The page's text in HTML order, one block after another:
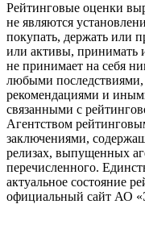
Рейтинговые оценки
не являются
покупать, держать или
или активы, принимать
не принимает на себя
любыми
рекомендациями и
связанными с
Агентством
заключениями,
релизах, выпущенных
перечисленного.
актуальное состояние
официальный сайт АО